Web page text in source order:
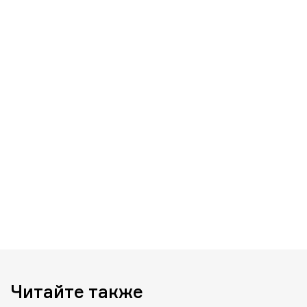
Читайте также